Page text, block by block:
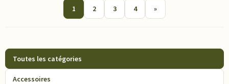
Toutes les catégories
Accessoires
1 2 3 4 »